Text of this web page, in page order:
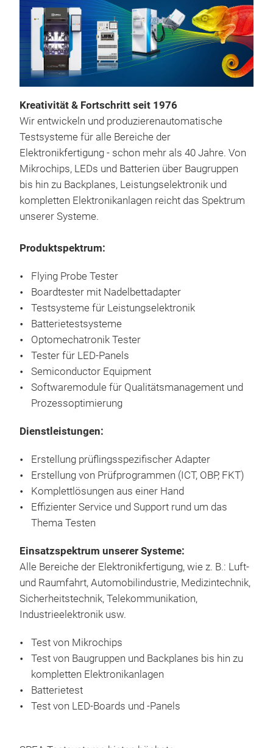
Kreativität & Fortschritt seit 1976
Wir entwickeln und produzierenautomatische
Testsysteme für alle Bereiche der
Elektronikfertigung - schon mehr als 40 Jahre. Von
Mikrochips, LEDs und Batterien über Baugruppen
bis hin zu Backplanes, Leistungselektronik und
kompletten Elektronikanlagen reicht das Spektrum
unserer Systeme.
Produktspektrum:
Flying Probe Tester
Boardtester mit Nadelbettadapter
Testsysteme für Leistungselektronik
Batterietestsysteme
Optomechatronik Tester
Tester für LED-Panels
Semiconductor Equipment
Softwaremodule für Qualitätsmanagement und
Prozessoptimierung
Dienstleistungen:
Erstellung prüflingsspezifischer Adapter
Erstellung von Prüfprogrammen (ICT, OBP, FKT)
Komplettlösungen aus einer Hand
Effizienter Service und Support rund um das
Thema Testen
Einsatzspektrum unserer Systeme:
Alle Bereiche der Elektronikfertigung, wie z. B.: Luft-
und Raumfahrt, Automobilindustrie, Medizintechnik,
Sicherheitstechnik, Telekommunikation,
Industrieelektronik usw.
Test von Mikrochips
Test von Baugruppen und Backplanes bis hin zu
kompletten Elektronikanlagen
Batterietest
Test von LED-Boards und -Panels